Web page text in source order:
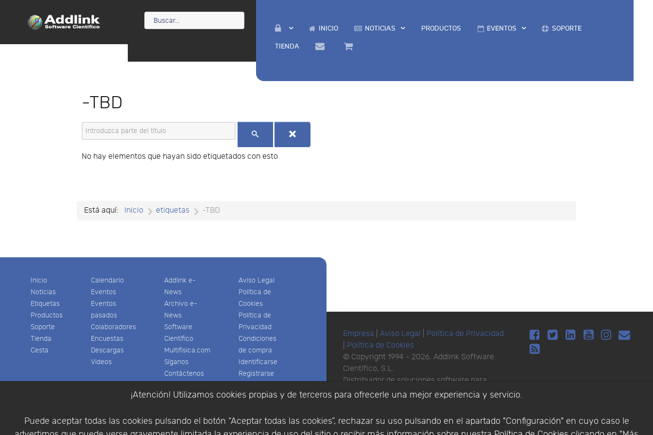
¡Atención! Utilizamos cookies propias y de terceros para ofrecerle una mejor experiencia y servicio.
Puede aceptar todas las cookies pulsando el botón “Aceptar todas las cookies”, rechazar su uso pulsando en el apartado "Configuración" en cuyo caso le
INICIO NOTICIAS PRODUCTOS EVENTOS SOPORTE
TIENDA
-TBD
Introduzca parte del título
No hay elementos que hayan sido etiquetados con esto
Está aquí: Inicio etiquetas -TBD
Inicio
Noticias
Etiquetas
Productos
Soporte
Tienda
Cesta
Calendario
Eventos
Eventos
pasados
Colaboradores
Encuestas
Descargas
Videos
Addlink e-
News
Archivo e-
News
Software
Científico
Multifisica.com
Síganos
Contáctenos
Aviso Legal
Política de
Cookies
Política de
Privacidad
Condiciones
de compra
Identificarse
Registrarse
Empresa Aviso Legal
Política de Privacidad
Política de Cookies
© Copyright 1994 - 2026. Addlink Software
Científico, S.L.
Distribuidor de soluciones software para
España y Portugal.